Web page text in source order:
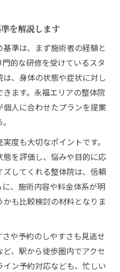
を解説します
準は、まず施術者の経験と
的な研修を受けているスタ
、身体の状態や症状に対し
ます。永福エリアの整体院
人に合わせたプランを提案
度も大切なポイントです。
を評価し、悩みや目的に応
してくれる整体院は、信頼
、施術内容や料金体系が明
も比較検討の材料となりま
や予約のしやすさも見逃せ
、駅から徒歩圏内でアクセ
ン予約対応なども、忙しい